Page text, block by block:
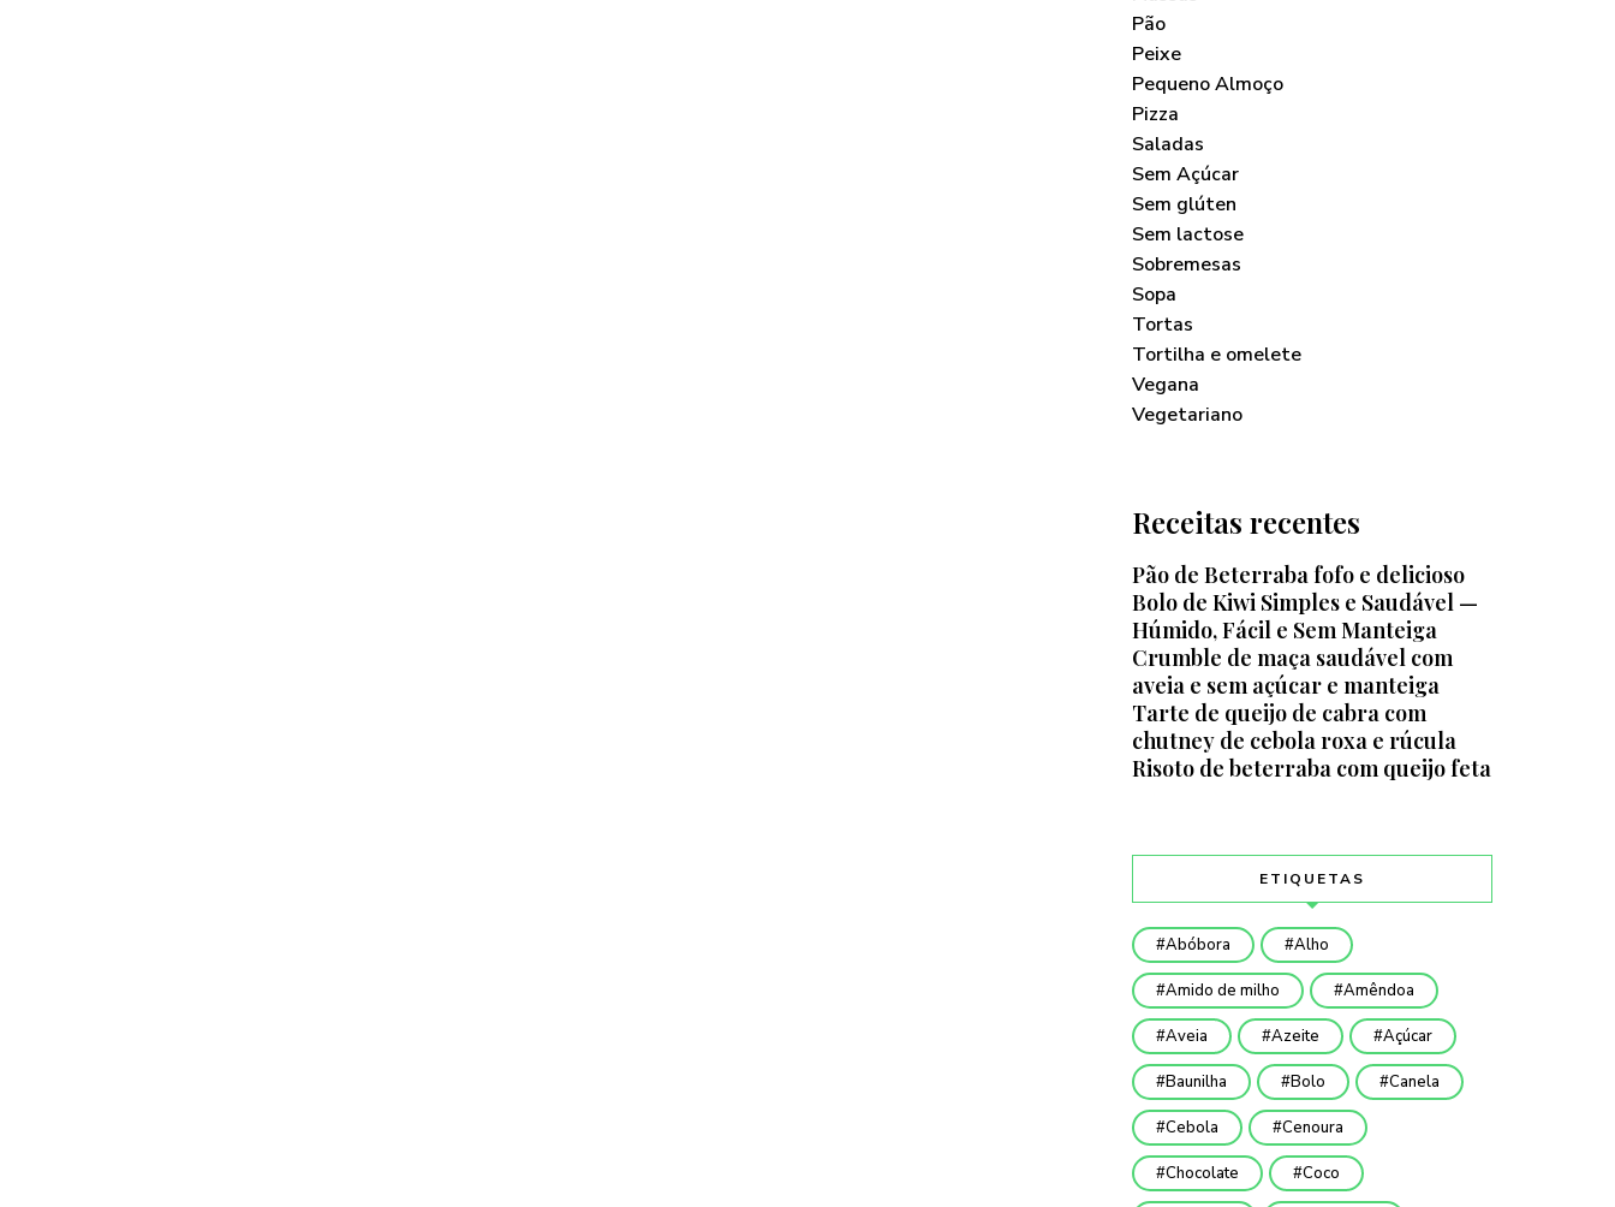
Pão
Peixe
Pequeno Almoço
Pizza
Saladas
Sem Açúcar
Sem glúten
Sem lactose
Sobremesas
Sopa
Tortas
Tortilha e omelete
Vegana
Vegetariano
Receitas recentes
Pão de Beterraba fofo e delicioso
Bolo de Kiwi Simples e Saudável —
Húmido, Fácil e Sem Manteiga
Crumble de maça saudável com
aveia e sem açúcar e manteiga
Tarte de queijo de cabra com
chutney de cebola roxa e rúcula
Risoto de beterraba com queijo feta
ETIQUETAS
Abóbora Alho
Amido de milho Amêndoa
Aveia Azeite Açúcar
Baunilha Bolo Canela
Cebola Cenoura
Chocolate Coco